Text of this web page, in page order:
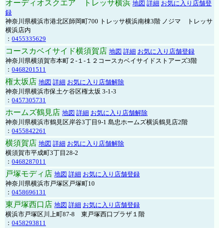
オーディオスクエア トレッサ横浜 地図 詳細 お気に入り店舗登
録
神奈川県横浜市港北区師岡町700 トレッサ横浜南棟3階 ノジマ トレッサ
横浜店内
： 0455335629
コースカベイサイド横須賀店 地図 詳細 お気に入り店舗登録
神奈川県横須賀市本町２-１-１２コースカベイサイドストアーズ3階
： 0468201511
権太坂店 地図 詳細 お気に入り店舗解除
神奈川県横浜市保土ケ谷区権太坂 3-1-3
： 0457305731
ホームズ鶴見店 地図 詳細 お気に入り店舗解除
神奈川県横浜市鶴見区岸谷3丁目9-1 島忠ホームズ横浜鶴見店2階
： 0455842261
横須賀店 地図 詳細 お気に入り店舗解除
横須賀市平成町3丁目28-2
： 0468287011
戸塚モディ店 地図 詳細 お気に入り店舗登録
神奈川県横浜市戸塚区戸塚町10
： 0458696131
東戸塚西口店 地図 詳細 お気に入り店舗登録
横浜市戸塚区川上町87-8 東戸塚西口プラザ１階
： 0458293811